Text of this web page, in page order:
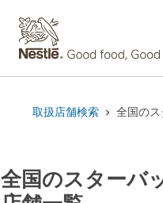
取扱店舗検索 全国の
全国のスターバ